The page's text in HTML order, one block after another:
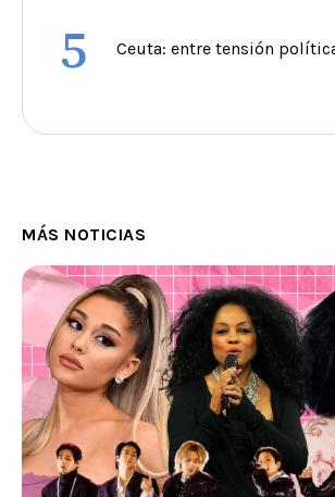
5 Ceuta: entre tensión
MÁS NOTICIAS